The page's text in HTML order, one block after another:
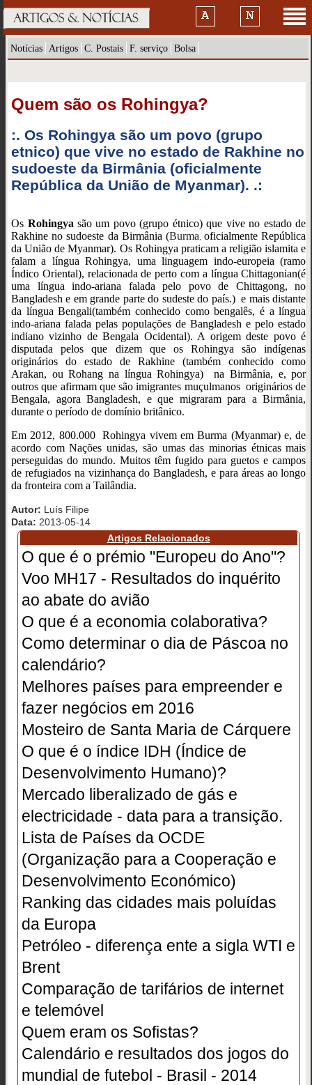
Notícias Artigos C. Postais F. serviço Bolsa
Quem são os Rohingya?
:. Os Rohingya são um povo (grupo
etnico) que vive no estado de Rakhine no
sudoeste da Birmânia (oficialmente
República da União de Myanmar). .:
Os Rohingya são um povo (grupo étnico) que vive no estado de
Rakhine no sudoeste da Birmânia (Burma ,oficialmente República
da União de Myanmar). Os Rohingya praticam a religião islamita e
falam a língua Rohingya, uma linguagem indo-europeia (ramo
Índico Oriental), relacionada de perto com a língua Chittagonian(é
uma língua indo-ariana falada pelo povo de Chittagong, no
Bangladesh e em grande parte do sudeste do país.) e mais distante
da língua Bengali(também conhecido como bengalês, é a língua
indo-ariana falada pelas populações de Bangladesh e pelo estado
indiano vizinho de Bengala Ocidental). A origem deste povo é
disputada pelos que dizem que os Rohingya são indígenas
originários do estado de Rakhine (também conhecido como
Arakan, ou Rohang na língua Rohingya) na Birmânia, e, por
outros que afirmam que são imigrantes muçulmanos originários de
Bengala, agora Bangladesh, e que migraram para a Birmânia,
durante o período de domínio britânico.
Em 2012, 800.000 Rohingya vivem em Burma (Myanmar) e, de
acordo com Nações unidas, são umas das minorias étnicas mais
perseguidas do mundo. Muitos têm fugido para guetos e campos
de refugiados na vizinhança do Bangladesh, e para áreas ao longo
da fronteira com a Tailândia.
Autor: Luís Filipe
Data: 2013-05-14
Artigos Relacionados
O que é o prémio "Europeu do Ano"?
Voo MH17 - Resultados do inquérito
ao abate do avião
O que é a economia colaborativa?
Como determinar o dia de Páscoa no
calendário?
Melhores países para empreender e
fazer negócios em 2016
Mosteiro de Santa Maria de Cárquere
O que é o índice IDH (Índice de
Desenvolvimento Humano)?
Mercado liberalizado de gás e
electricidade - data para a transição.
Lista de Países da OCDE
(Organização para a Cooperação e
Desenvolvimento Económico)
Ranking das cidades mais poluídas
da Europa
Petróleo - diferença ente a sigla WTI e
Brent
Comparação de tarifários de internet
e telemóvel
Quem eram os Sofistas?
Calendário e resultados dos jogos do
mundial de futebol - Brasil - 2014